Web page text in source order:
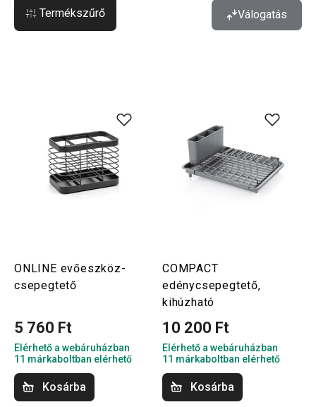
Termékszűrő Válogatás
ONLINE evőeszköz-
csepegtető
5 760 Ft
Elérhető a webáruházban
11 márkaboltban elérhető
Kosárba
COMPACT
edénycsepegtető,
kihúzható
10 200 Ft
Elérhető a webáruházban
11 márkaboltban elérhető
Kosárba